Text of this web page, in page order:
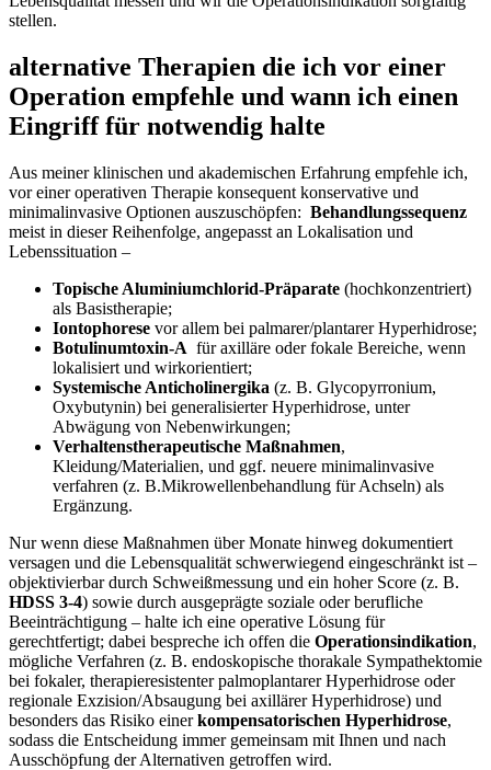
stellen.
alternative Therapien die⁣ ich vor einer
Operation empfehle und wann ich einen
Eingriff ​für notwendig halte
Aus meiner ​klinischen und akademischen Erfahrung empfehle ‌ich,
vor einer operativen Therapie konsequent konservative und‌
minimalinvasive Optionen auszuschöpfen: ‍ Behandlungssequenz
meist⁤ in dieser Reihenfolge, angepasst an Lokalisation und
Lebenssituation –
Topische Aluminiumchlorid-Präparate (hochkonzentriert)
als Basistherapie;
Iontophorese vor allem bei palmarer/plantarer Hyperhidrose;
Botulinumtoxin-A ‍ für axilläre oder fokale Bereiche, wenn
lokalisiert und wirkorientiert;
Systemische Anticholinergika (z. B. Glycopyrronium,
Oxybutynin) bei generalisierter Hyperhidrose, unter
Abwägung von Nebenwirkungen;
Verhaltenstherapeutische Maßnahmen,
Kleidung/Materialien, und ggf. neuere minimalinvasive
verfahren (z. B.Mikrowellenbehandlung für⁤ Achseln) als
Ergänzung.
Nur wenn diese Maßnahmen über​ Monate hinweg‍ dokumentiert
versagen und‌ die‌ Lebensqualität schwerwiegend eingeschränkt ist​ –
objektivierbar durch Schweißmessung‌ und ein hoher Score (z. B.⁢
HDSS 3-4) sowie durch ausgeprägte soziale oder berufliche
Beeinträchtigung⁢ – halte ich eine operative Lösung für
gerechtfertigt; dabei bespreche ich offen die⁢ Operationsindikation,
mögliche Verfahren (z. B. endoskopische thorakale Sympathektomie
bei fokaler, therapieresistenter ⁢palmoplantarer Hyperhidrose oder ​
regionale Exzision/Absaugung bei axillärer Hyperhidrose) ⁤und
besonders das Risiko einer‍kompensatorischen Hyperhidrose,
sodass die Entscheidung immer ​gemeinsam mit Ihnen​ und​ nach
Ausschöpfung der Alternativen getroffen wird.